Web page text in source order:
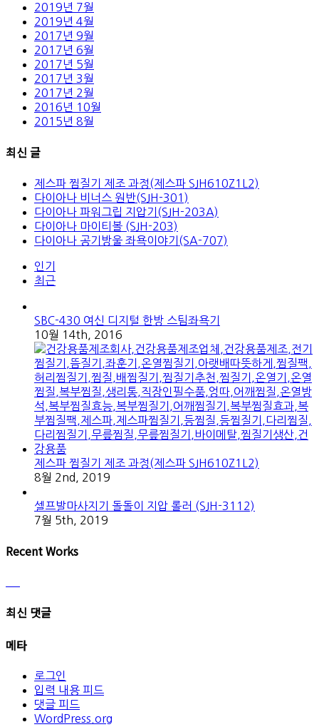
2019년 7월
2019년 4월
2017년 9월
2017년 6월
2017년 5월
2017년 3월
2017년 2월
2016년 10월
2015년 8월
최신 글
제스파 찜질기 제조 과정(제스파 SJH610Z1L2)
다이아나 비너스 원반(SJH-301)
다이아나 파워그립 지압기(SJH-203A)
다이아나 마이티볼 (SJH-203)
다이아나 공기방울 좌욕이야기(SA-707)
인기
최근
SBC-430 여신 디지털 한방 스팀좌욕기
10월 14th, 2016
제스파 찜질기 제조 과정(제스파 SJH610Z1L2)
8월 2nd, 2019
셀프발마사지기 돌돌이 지압 롤러 (SJH-3112)
7월 5th, 2019
Recent Works
최신 댓글
메타
로그인
입력 내용 피드
댓글 피드
WordPress.org